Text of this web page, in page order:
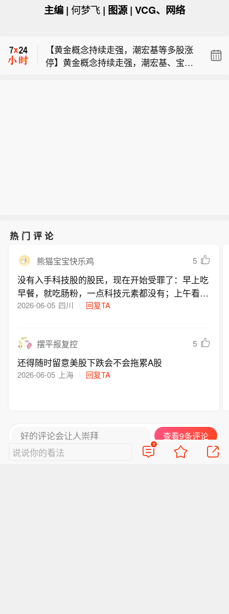
主编 | 何梦飞 | 图源| VCG、网络
黄金、菜百股份、西部黄金、盛屯矿
电力受影响】近日，受持续高温天气影
河流生态系统均受到威胁，部分地区宣
布进入紧急状态。近日，在多瑙河流入
今天（10日）了解到，市场监管总局、
工业和信息化部近日联合印发通知，公
仪表十大重点领域，聚焦产业链关键共
性计量装备研制、计量技术攻关与产业
化应用，重点支持能够破解“卡脖子”难
题、实现国产替代、填补国内外空白的
重大创新项目。（央视新闻）
【黄金概念持续走强，潮宏基等多股涨
停】黄金概念持续走强，潮宏基、宝鼎
热门评论
熊猫宝宝快乐鸡 5
没有入手科技股的股民，现在开始受罪了：早上吃
早餐，就吃肠粉，一点科技元素都没有；上午看盘
用的是十年前的老手机，VIVO；中午吃盒饭，连
2026-06-05 四川 回复TA
摆平报复控 5
还得随时留意美股下跌会不会拖累A股
2026-06-05 上海 回复TA
好的评论会让人崇拜 查看9条评论
说说你的看法
9